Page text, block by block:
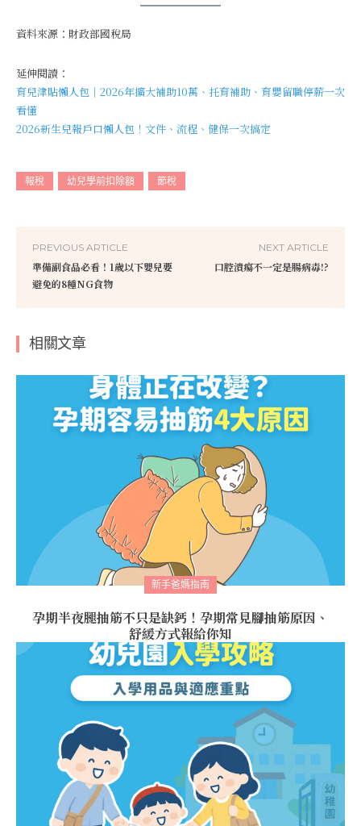
資料來源：財政部國稅局
延伸閱讀：
育兒津貼懶人包｜2026年擴大補助10萬、托育補助、育嬰留職停薪一次
看懂
2026新生兒報戶口懶人包！文件、流程、健保一次搞定
報稅 幼兒學前扣除額 節稅
PREVIOUS ARTICLE
準備副食品必看！1歲以下嬰兒要
避免的8種NG食物
NEXT ARTICLE
口腔潰瘍不一定是腸病毒!?
相關文章
新手爸媽指南
孕期半夜腿抽筋不只是缺鈣！孕期常見腳抽筋原因、
舒緩方式報給你知